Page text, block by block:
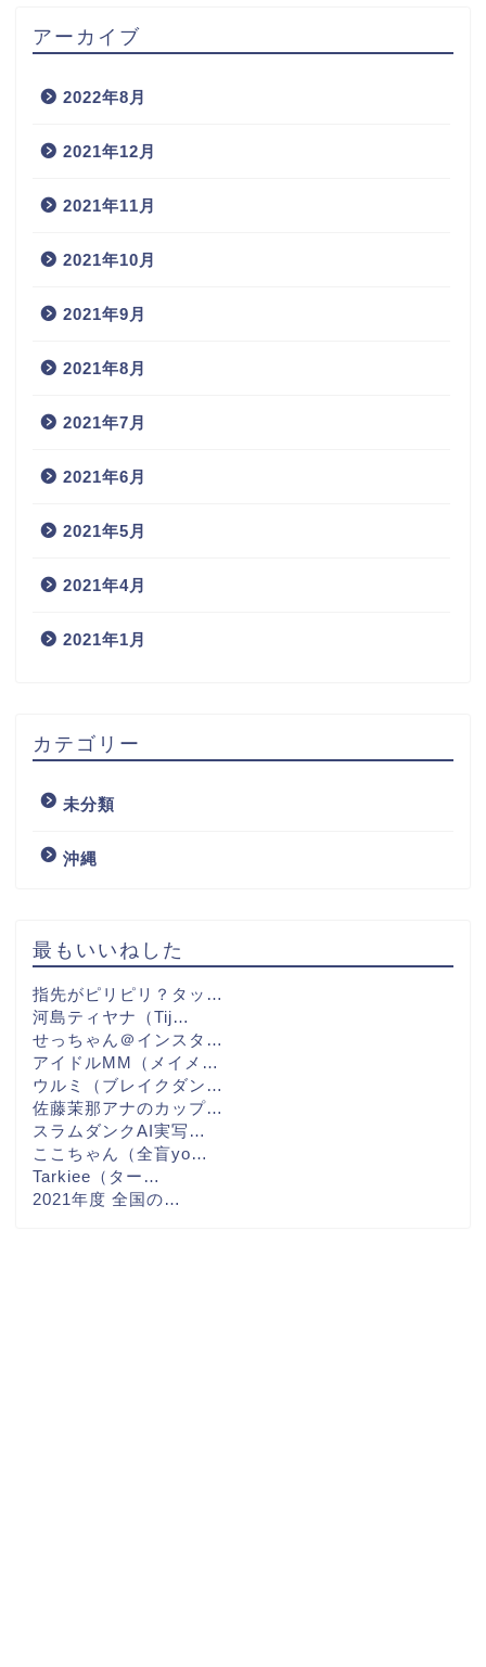
アーカイブ
2022年8月
2021年12月
2021年11月
2021年10月
2021年9月
2021年8月
2021年7月
2021年6月
2021年5月
2021年4月
2021年1月
カテゴリー
未分類
沖縄
最もいいねした
指先がピリピリ？タッ…
河島ティヤナ（Tij…
せっちゃん＠インスタ…
アイドルMM（メイメ…
ウルミ（ブレイクダン…
佐藤茉那アナのカップ…
スラムダンクAI実写…
ここちゃん（全盲yo…
Tarkiee（ター…
2021年度 全国の…